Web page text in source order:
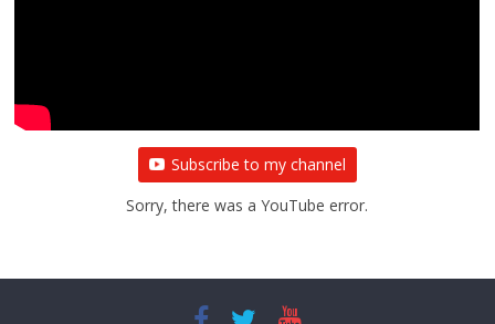
Subscribe to my channel
Sorry, there was a YouTube error.